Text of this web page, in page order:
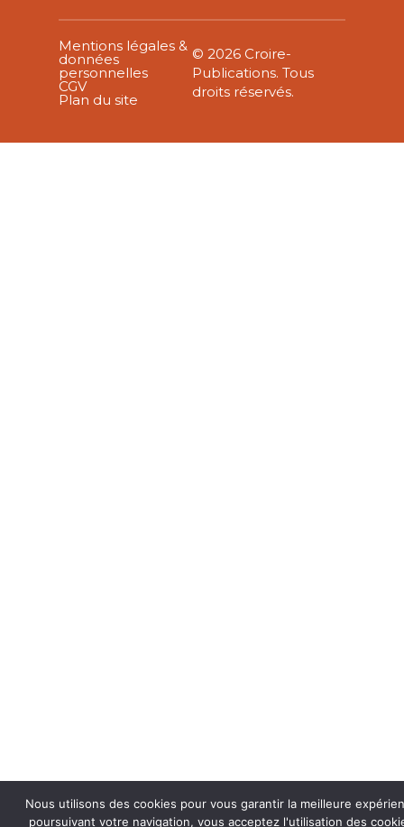
Mentions légales &
données
personnelles
CGV
Plan du site
© 2026 Croire-
Publications. Tous
droits réservés.
Nous utilisons des cookies pour vous garantir la meilleure
poursuivant votre navigation, vous acceptez l'utilisation des